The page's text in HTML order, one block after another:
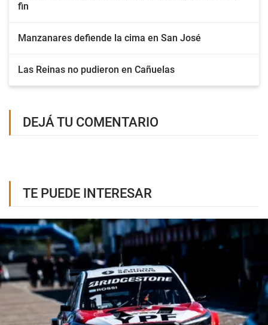
fin
Manzanares defiende la cima en San José
Las Reinas no pudieron en Cañuelas
DEJÁ TU COMENTARIO
TE PUEDE INTERESAR